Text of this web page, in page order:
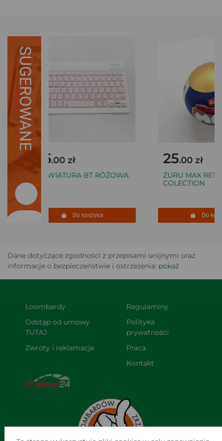
SUGEROWANE
.00 zł
KLAWIATURA BT RÓŹOWA
Do koszyka
25.00 zł
ZURU MAX RETRO
COLECTION
Do
Dane dotyczące zgodności z przepisami unijnymi oraz
informacje o bezpieczeństwie i ostrzeżenia: pokaż
Loombardy
Odstąp od umowy
TUTAJ
Zwroty i reklamacje
Regulaminy
Polityka
prywatności
Praca
Kontakt